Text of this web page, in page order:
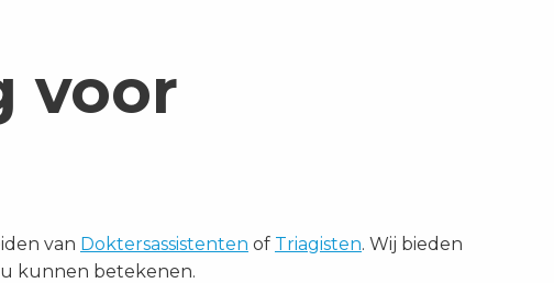
voor
van Doktersassistenten of Triagisten. Wij bieden
kunnen betekenen.